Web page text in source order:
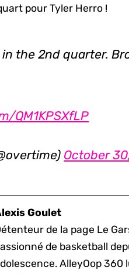
pour Tyler Herro !
the 2nd quarter.
QM1KPSXfLP
October
Goulet
de la page Le
de basketball
AlleyOop 360